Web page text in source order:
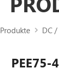
Produkte DC
PEE75-